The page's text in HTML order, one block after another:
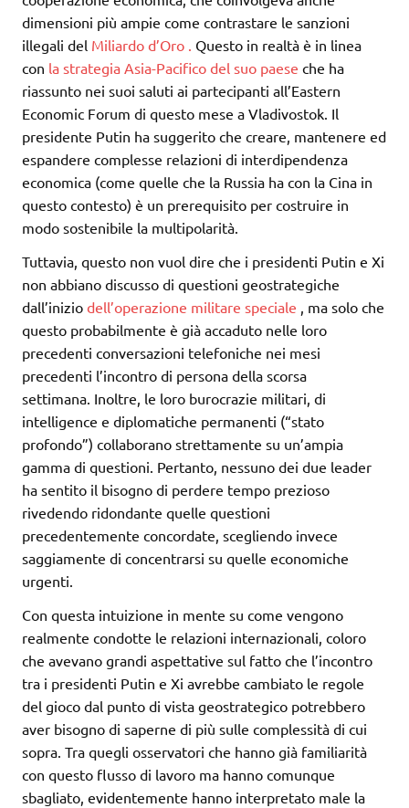
dimensioni più ampie come contrastare le sanzioni
illegali del Miliardo d’Oro . Questo in realtà è in linea
con la strategia Asia-Pacifico del suo paese che ha
riassunto nei suoi saluti ai partecipanti all’Eastern
Economic Forum di questo mese a Vladivostok. Il
presidente Putin ha suggerito che creare, mantenere ed
espandere complesse relazioni di interdipendenza
economica (come quelle che la Russia ha con la Cina in
questo contesto) è un prerequisito per costruire in
modo sostenibile la multipolarità.
Tuttavia, questo non vuol dire che i presidenti Putin e Xi
non abbiano discusso di questioni geostrategiche
dall’inizio dell’operazione militare speciale , ma solo che
questo probabilmente è già accaduto nelle loro
precedenti conversazioni telefoniche nei mesi
precedenti l’incontro di persona della scorsa
settimana. Inoltre, le loro burocrazie militari, di
intelligence e diplomatiche permanenti (“stato
profondo”) collaborano strettamente su un’ampia
gamma di questioni. Pertanto, nessuno dei due leader
ha sentito il bisogno di perdere tempo prezioso
rivedendo ridondante quelle questioni
precedentemente concordate, scegliendo invece
saggiamente di concentrarsi su quelle economiche
urgenti.
Con questa intuizione in mente su come vengono
realmente condotte le relazioni internazionali, coloro
che avevano grandi aspettative sul fatto che l’incontro
tra i presidenti Putin e Xi avrebbe cambiato le regole
del gioco dal punto di vista geostrategico potrebbero
aver bisogno di saperne di più sulle complessità di cui
sopra. Tra quegli osservatori che hanno già familiarità
con questo flusso di lavoro ma hanno comunque
sbagliato, evidentemente hanno interpretato male la